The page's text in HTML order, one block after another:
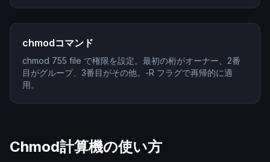
chmodコマンド
chmod 755 file で権限を設定。最初の桁がオーナー、2番
目がグループ、3番目がその他。-R フラグで再帰的に適
用。
Chmod計算機の使い方